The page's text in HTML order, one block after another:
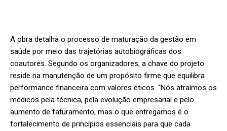
A obra detalha o processo de maturação da gestão em
saúde por meio das trajetórias autobiográficas dos
coautores. Segundo os organizadores, a chave do projeto
reside na manutenção de um propósito firme que equilibra
performance financeira com valores éticos. “Nós atraímos os
médicos pela técnica, pela evolução empresarial e pelo
aumento de faturamento, mas o que entregamos é o
fortalecimento de princípios essenciais para que cada